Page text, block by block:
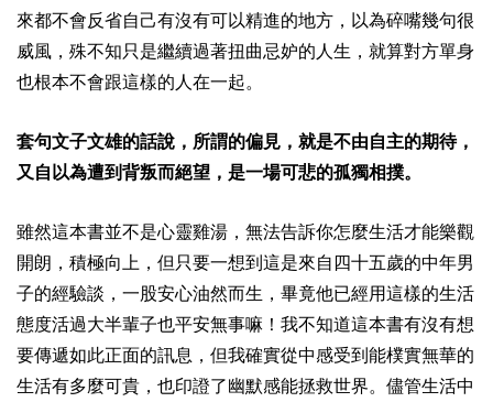
來都不會反省自己有沒有可以精進的地方，以為碎嘴幾句很
威風，殊不知只是繼續過著扭曲忌妒的人生，就算對方單身
也根本不會跟這樣的人在一起。
套句文子文雄的話說，所謂的偏見，就是不由自主的期待，
又自以為遭到背叛而絕望，是一場可悲的孤獨相撲。
雖然這本書並不是心靈雞湯，無法告訴你怎麼生活才能樂觀
開朗，積極向上，但只要一想到這是來自四十五歲的中年男
子的經驗談，一股安心油然而生，畢竟他已經用這樣的生活
態度活過大半輩子也平安無事嘛！我不知道這本書有沒有想
要傳遞如此正面的訊息，但我確實從中感受到能樸實無華的
生活有多麼可貴，也印證了幽默感能拯救世界。儘管生活中